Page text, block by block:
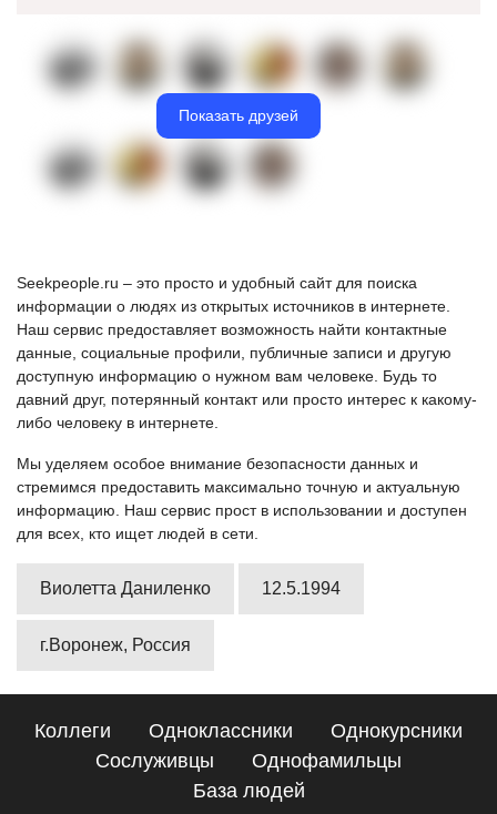
Показать друзей
Seekpeople.ru – это просто и удобный сайт для поиска
информации о людях из открытых источников в интернете.
Наш сервис предоставляет возможность найти контактные
данные, социальные профили, публичные записи и другую
доступную информацию о нужном вам человеке. Будь то
давний друг, потерянный контакт или просто интерес к какому-
либо человеку в интернете.
Мы уделяем особое внимание безопасности данных и
стремимся предоставить максимально точную и актуальную
информацию. Наш сервис прост в использовании и доступен
для всех, кто ищет людей в сети.
Виолетта Даниленко 12.5.1994
г.Воронеж, Россия
Коллеги Одноклассники
Однокурсники
Сослуживцы
Однофамильцы
База людей